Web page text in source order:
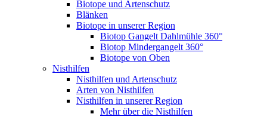
Biotope und Artenschutz
Blänken
Biotope in unserer Region
Biotop Gangelt Dahlmühle 360°
Biotop Mindergangelt 360°
Biotope von Oben
Nisthilfen
Nisthilfen und Artenschutz
Arten von Nisthilfen
Nisthilfen in unserer Region
Mehr über die Nisthilfen